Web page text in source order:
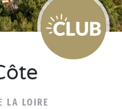
LA LOIRE